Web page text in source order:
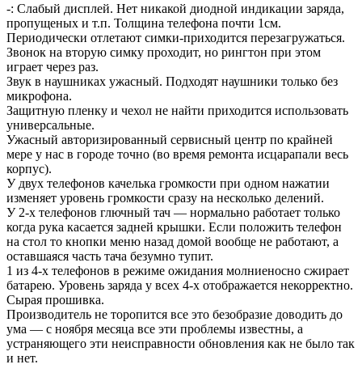
-: Слабый дисплей. Нет никакой диодной индикации заряда,
пропущеных и т.п. Толщина телефона почти 1см.
Периодически отлетают симки-приходится перезагружаться.
Звонок на вторую симку проходит, но рингтон при этом
играет через раз.
Звук в наушниках ужасный. Подходят наушники только без
микрофона.
Защитную пленку и чехол не найти приходится использовать
универсальные.
Ужасный авторизированный сервисный центр по крайней
мере у нас в городе точно (во время ремонта исцарапали весь
корпус).
У двух телефонов качелька громкости при одном нажатии
изменяет уровень громкости сразу на несколько делений.
У 2-х телефонов глючный тач — нормально работает только
когда рука касается задней крышки. Если положить телефон
на стол то кнопки меню назад домой вообще не работают, а
оставшаяся часть тача безумно тупит.
1 из 4-х телефонов в режиме ожидания молниеносно сжирает
батарею. Уровень заряда у всех 4-х отображается некорректно.
Сырая прошивка.
Производитель не торопится все это безобразие доводить до
ума — с ноября месяца все эти проблемы известны, а
устраняющего эти неисправности обновления как не было так
и нет.